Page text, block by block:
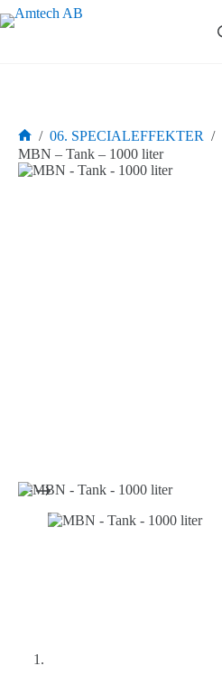
Hoppa
till
Hem
/ 06. SPECIALEFFEKTER /
MBN – Tank – 1000 liter